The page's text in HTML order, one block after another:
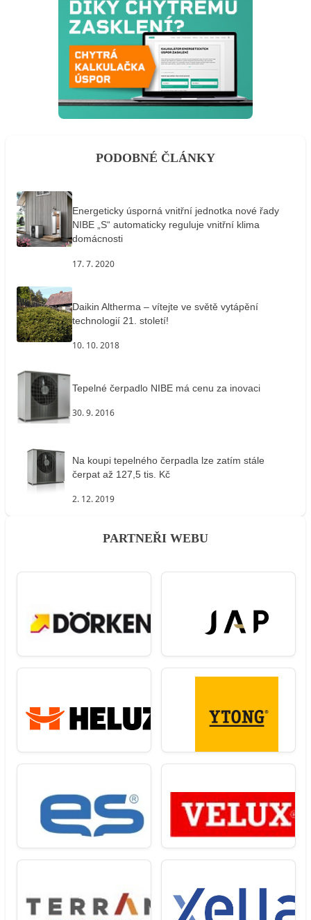
PODOBNÉ ČLÁNKY
Energeticky úsporná vnitřní jednotka nové řady
NIBE „S“ automaticky reguluje vnitřní klima
domácnosti
17. 7. 2020
Daikin Altherma – vítejte ve světě vytápění
technologií 21. století!
10. 10. 2018
Tepelné čerpadlo NIBE má cenu za inovaci
30. 9. 2016
Na koupi tepelného čerpadla lze zatím stále
čerpat až 127,5 tis. Kč
2. 12. 2019
PARTNEŘI WEBU